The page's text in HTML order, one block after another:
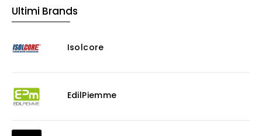
Ultimi Brands
Isolcore
EdilPiemme